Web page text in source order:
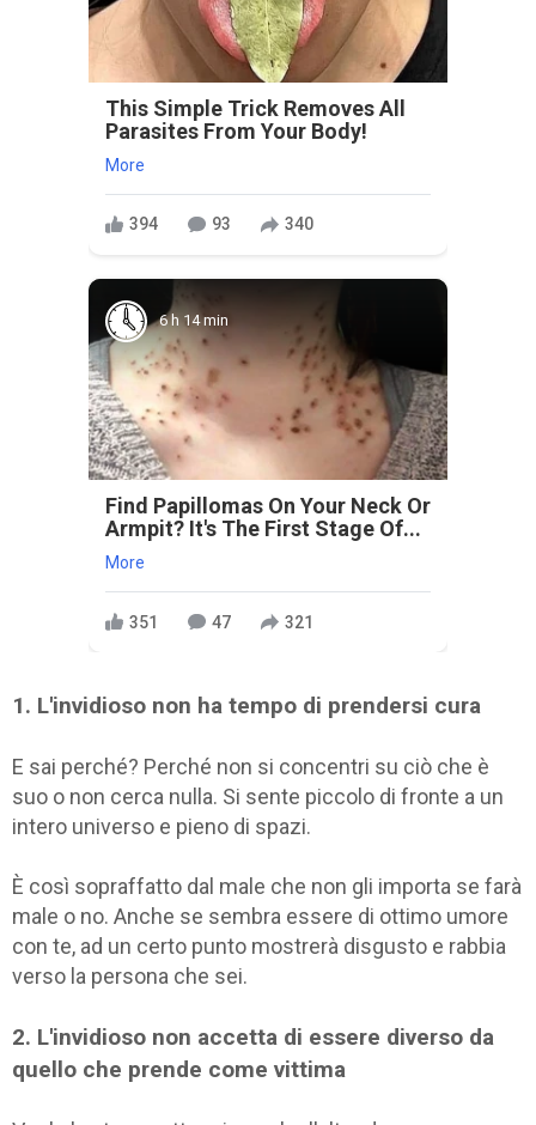
This Simple Trick Removes All
Parasites From Your Body!
More
394 93 340
6 h 14 min
Find Papillomas On Your Neck Or
Armpit? It's The First Stage Of...
More
351 47 321
1. L'invidioso non ha tempo di prendersi cura
E sai perché? Perché non si concentri su ciò che è
suo o non cerca nulla. Si sente piccolo di fronte a un
intero universo e pieno di spazi.
È così sopraffatto dal male che non gli importa se farà
male o no. Anche se sembra essere di ottimo umore
con te, ad un certo punto mostrerà disgusto e rabbia
verso la persona che sei.
2. L'invidioso non accetta di essere diverso da
quello che prende come vittima